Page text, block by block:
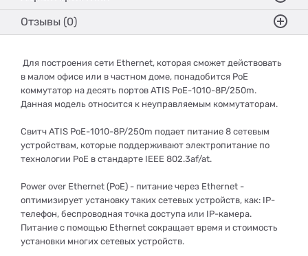
Отзывы (0)
Для построения сети Ethernet, которая сможет действовать
в малом офисе или в частном доме, понадобится PoE
коммутатор на десять портов ATIS PoE-1010-8P/250m.
Данная модель относится к неуправляемым коммутаторам.
Свитч ATIS PoE-1010-8P/250m подает питание 8 сетевым
устройствам, которые поддерживают электропитание по
технологии PoE в стандарте IEEE 802.3af/at.
Power over Ethernet (PoE) - питание через Ethernet -
оптимизирует установку таких сетевых устройств, как: IP-
телефон, беспроводная точка доступа или IP-камера.
Питание с помощью Ethernet сокращает время и стоимость
установки многих сетевых устройств.